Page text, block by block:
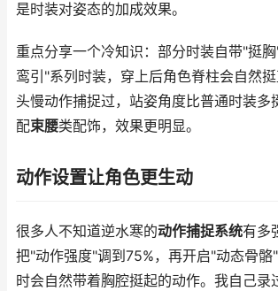
是时装对姿态的加成效果。
重点分享一个冷知识：部分时装自带"挺
鸾引"系列时装，穿上后角色脊柱会自然
头慢动作捕捉过，站姿角度比普通时装多
配束腰类配饰，效果更明显。
动作设置让角色更生动
很多人不知道逆水寒的动作捕捉系统有多
把"动作强度"调到75%，再开启"动态骨骼
时会自然带着胸腔挺起的动作。我自己录